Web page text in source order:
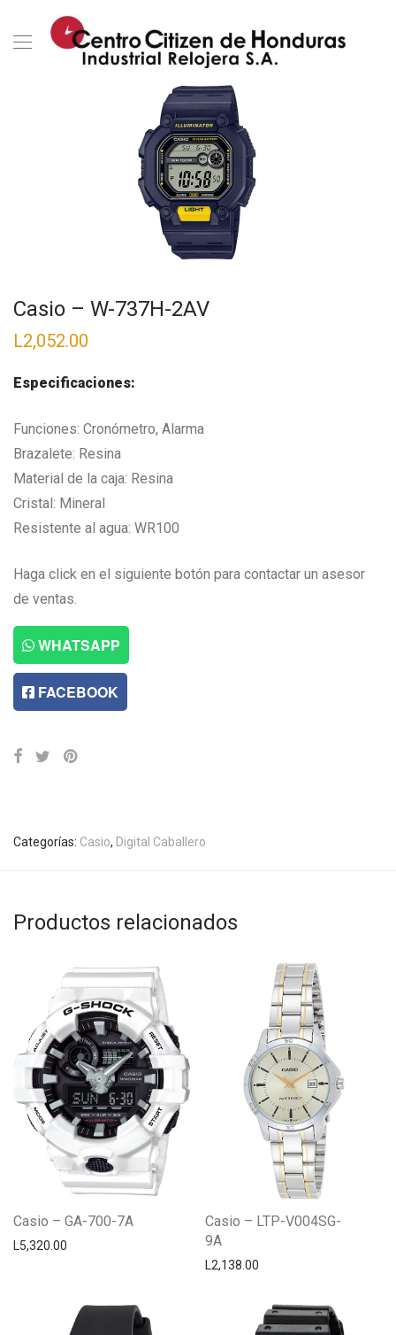
Casio – W-737H-2AV
L2,052.00
Especificaciones:
Funciones: Cronómetro, Alarma
Brazalete: Resina
Material de la caja: Resina
Cristal: Mineral
Resistente al agua: WR100
Haga click en el siguiente botón para contactar un asesor
de ventas.
WHATSAPP
FACEBOOK
Categorías: Casio, Digital Caballero
Productos relacionados
Casio – GA-700-7A
L5,320.00
Casio – LTP-V004SG-
9A
L2,138.00